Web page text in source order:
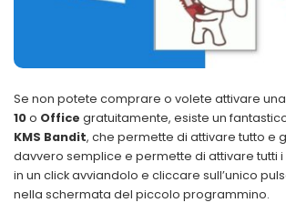
Se non potete comprare o volete attivare
10o Office gratuitamente, esiste un
KMS Bandit, che permette di attivare tutto e
davvero semplice e permette di attivare tutti
in un click avviandolo e cliccare sull’unico
nella schermata del piccolo programmino.